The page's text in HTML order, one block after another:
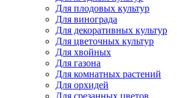
Для плодовых культур
Для винограда
Для декоративных культур
Для цветочных культур
Для хвойных
Для газона
Для комнатных растений
Для орхидей
Для срезанных цветов